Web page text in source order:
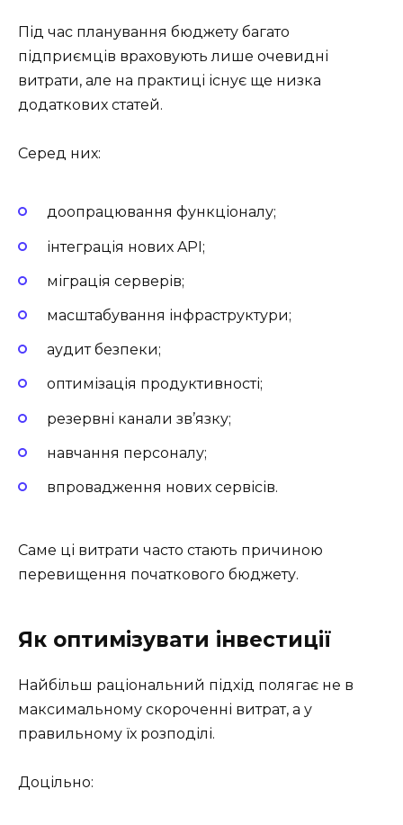
Під час планування бюджету багато
підприємців враховують лише очевидні
витрати, але на практиці існує ще низка
додаткових статей.
Серед них:
доопрацювання функціоналу;
інтеграція нових API;
міграція серверів;
масштабування інфраструктури;
аудит безпеки;
оптимізація продуктивності;
резервні канали зв’язку;
навчання персоналу;
впровадження нових сервісів.
Саме ці витрати часто стають причиною
перевищення початкового бюджету.
Як оптимізувати інвестиції
Найбільш раціональний підхід полягає не в
максимальному скороченні витрат, а у
правильному їх розподілі.
Доцільно: